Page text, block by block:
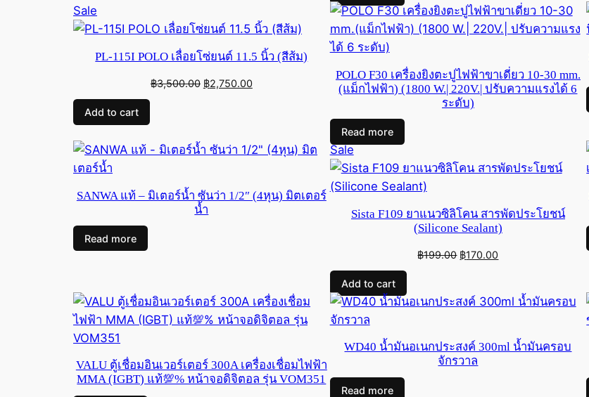
Sale
on
PL-115I POLO เลื่อยโซ่ยนต์ 11.5 นิ้ว (สีส้ม)
฿3,500.00 Original
฿2,750.00Current
Add to cart
POLO F30 เครื่องยิงตะปูไฟฟ้าขาเดี่ยว 10-30 mm.
(แม็กไฟฟ้า) (1800 W.| 220V.| ปรับความแรงได้ 6
ระดับ)
Read more
SANWA แท้ – มิเตอร์น้ำ ซันว่า 1/2″ (4หุน) มิตเตอร์
น้ำ
Read more
SaleProduct
on
sale
Sista F109 ยาแนวซิลิโคน สารพัดประโยชน์
(Silicone Sealant)
฿199.00 Original
฿199.00.
฿170.00
฿170.00.
Add to cart
VALU ตู้เชื่อมอินเวอร์เตอร์ 300A เครื่องเชื่อมไฟฟ้า
MMA (IGBT) แท้💯% หน้าจอดิจิตอล รุ่น VOM351
WD40 น้ำมันอเนกประสงค์ 300ml น้ำมันครอบ
จักรวาล
Read more